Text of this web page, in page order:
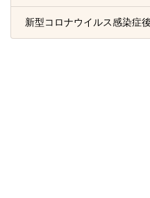
新型コロナウイルス感染症